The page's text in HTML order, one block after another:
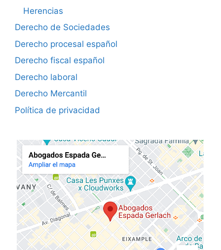
Herencias
Derecho de Sociedades
Derecho procesal español
Derecho fiscal español
Derecho laboral
Derecho Mercantil
Política de privacidad